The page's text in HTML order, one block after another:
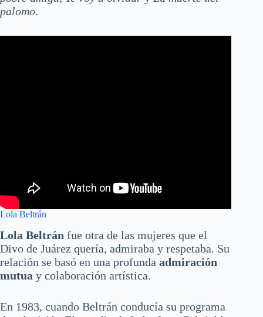
palomo.
Lola Beltrán
Lola Beltrán fue otra de las mujeres que el
Divo de Juárez quería, admiraba y respetaba. Su
relación se basó en una profunda admiración
mutua y colaboración artística.
En 1983, cuando Beltrán conducía su programa